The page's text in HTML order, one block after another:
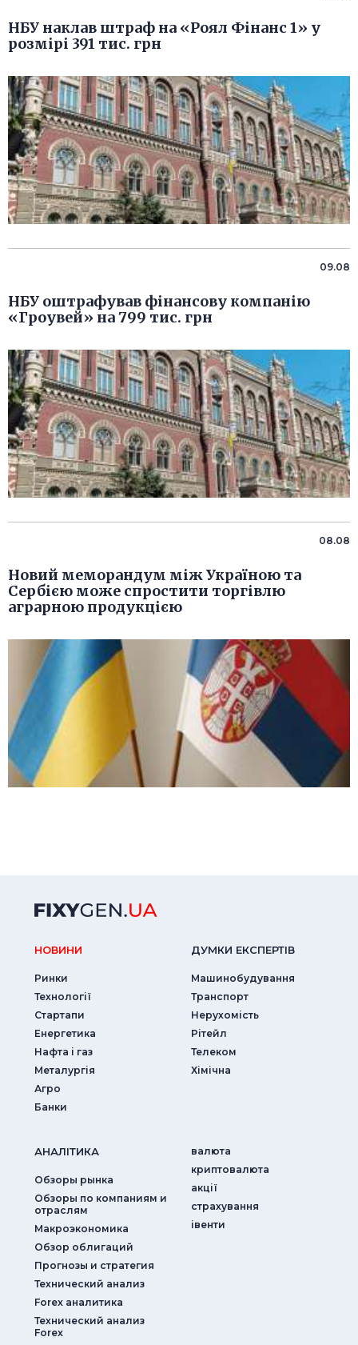
НБУ наклав штраф на «Роял Фінанс 1» у
розмірі 391 тис. грн
09.08
НБУ оштрафував фінансову компанію
«Гроувей» на 799 тис. грн
08.08
Новий меморандум між Україною та
Сербією може спростити торгівлю
аграрною продукцією
НОВИНИ
Ринки
Технології
Стартапи
Енергетика
Нафта і газ
Металургія
Агро
Банки
ДУМКИ ЕКСПЕРТIВ
Машинобудування
Транспорт
Нерухомість
Рітейл
Телеком
Хімічна
АНАЛIТИКА
Обзоры рынка
Обзоры по компаниям и
отраслям
Макроэкономика
Обзор облигаций
Прогнозы и стратегия
Технический анализ
Forex аналитика
Технический анализ
Forex
валюта
криптовалюта
акції
страхування
iвенти